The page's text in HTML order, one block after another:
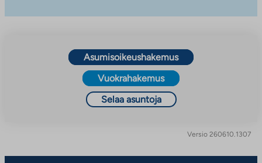
Asumisoikeushakemus
Vuokrahakemus
Selaa asuntoja
Versio 260610.1307